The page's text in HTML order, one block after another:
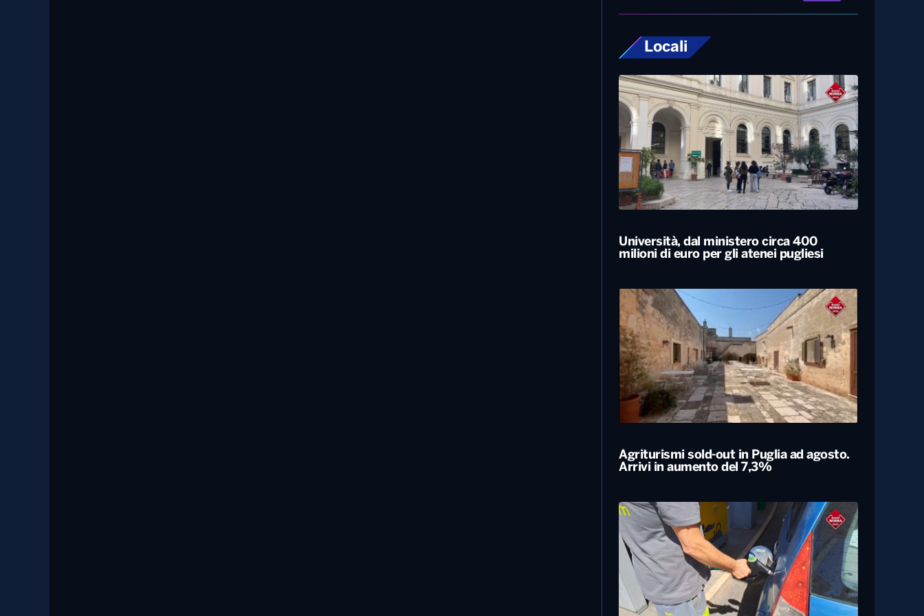
Locali
Università, dal ministero circa 400
milioni di euro per gli atenei pugliesi
Agriturismi sold-out in Puglia ad agosto.
Arrivi in aumento del 7,3%